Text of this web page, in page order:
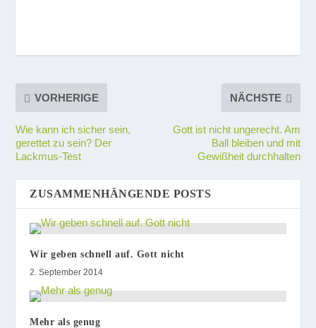
VORHERIGE
Wie kann ich sicher sein,
gerettet zu sein? Der
Lackmus-Test
NÄCHSTE
Gott ist nicht ungerecht. Am
Ball bleiben und mit
Gewißheit durchhalten
ZUSAMMENHÄNGENDE POSTS
Wir geben schnell auf. Gott nicht
2. September 2014
Mehr als genug